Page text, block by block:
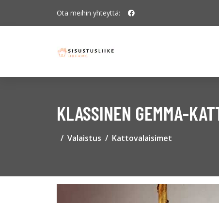
Ota meihin yhteyttä:
KLASSINEN GEMMA-
Valaistus Kattovalaisimet